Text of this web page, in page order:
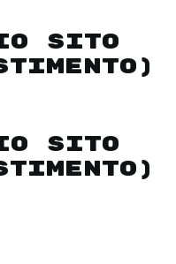
SITO
SITO